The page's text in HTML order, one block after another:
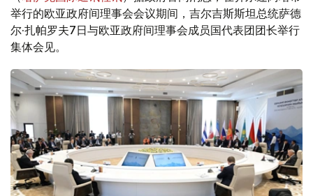
举行的欧亚政府间理事会会议期间，吉尔吉斯斯坦总统萨德
尔·扎帕罗夫7日与欧亚政府间理事会成员国代表团团长举行
集体会见。